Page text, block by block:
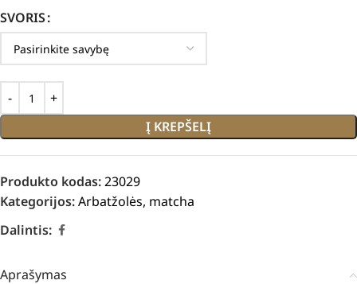
SVORIS
Į KREPŠELĮ
Produkto kodas:23029
Kategorijos:Arbatžolės, matcha
Dalintis:
Aprašymas